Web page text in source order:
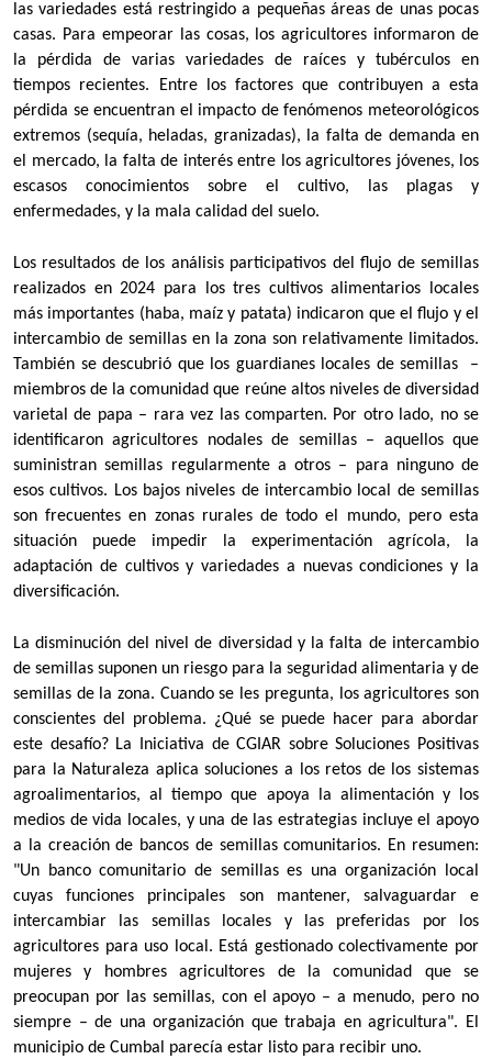
las variedades está restringido a pequeñas áreas de unas pocas
casas. Para empeorar las cosas, los agricultores informaron de
la pérdida de varias variedades de raíces y tubérculos en
tiempos recientes. Entre los factores que contribuyen a esta
pérdida se encuentran el impacto de fenómenos meteorológicos
extremos (sequía, heladas, granizadas), la falta de demanda en
el mercado, la falta de interés entre los agricultores jóvenes, los
escasos conocimientos sobre el cultivo, las plagas y
enfermedades, y la mala calidad del suelo.
Los resultados de los análisis participativos del flujo de semillas
realizados en 2024 para los tres cultivos alimentarios locales
más importantes (haba, maíz y patata) indicaron que el flujo y el
intercambio de semillas en la zona son relativamente limitados.
También se descubrió que los guardianes locales de semillas –
miembros de la comunidad que reúne altos niveles de diversidad
varietal de papa – rara vez las comparten. Por otro lado, no se
identificaron agricultores nodales de semillas – aquellos que
suministran semillas regularmente a otros – para ninguno de
esos cultivos. Los bajos niveles de intercambio local de semillas
son frecuentes en zonas rurales de todo el mundo, pero esta
situación puede impedir la experimentación agrícola, la
adaptación de cultivos y variedades a nuevas condiciones y la
diversificación.
La disminución del nivel de diversidad y la falta de intercambio
de semillas suponen un riesgo para la seguridad alimentaria y de
semillas de la zona. Cuando se les pregunta, los agricultores son
conscientes del problema. ¿Qué se puede hacer para abordar
este desafío? La Iniciativa de CGIAR sobre Soluciones Positivas
para la Naturaleza aplica soluciones a los retos de los sistemas
agroalimentarios, al tiempo que apoya la alimentación y los
medios de vida locales, y una de las estrategias incluye el apoyo
a la creación de bancos de semillas comunitarios. En resumen:
"Un banco comunitario de semillas es una organización local
cuyas funciones principales son mantener, salvaguardar e
intercambiar las semillas locales y las preferidas por los
agricultores para uso local. Está gestionado colectivamente por
mujeres y hombres agricultores de la comunidad que se
preocupan por las semillas, con el apoyo – a menudo, pero no
siempre – de una organización que trabaja en agricultura". El
municipio de Cumbal parecía estar listo para recibir uno.